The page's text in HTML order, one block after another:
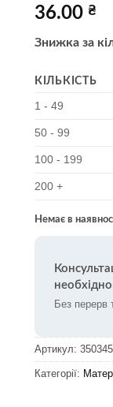
36.00 ₴
Знижка за
КІЛЬКІСТЬ
1 - 49
50 - 99
100 - 199
200 +
Немає в
Без перерв
Артикул: 350345
Категорії: